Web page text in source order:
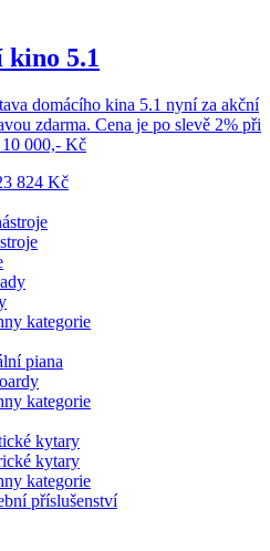
kino 5.1
domácího kina 5.1 nyní za akční
zdarma. Cena je po slevě 2% při
000,- Kč
824 Kč
kategorie
piana
kategorie
kytary
kytary
kategorie
příslušenství